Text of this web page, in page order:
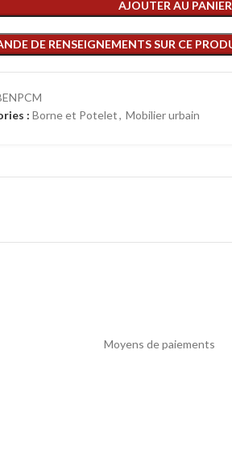
AJOUTER AU PANIER
: Borne et Potelet, Mobilier urbain
Moyens de paiements